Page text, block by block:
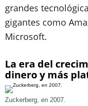
grandes
gigantes como
Microsoft.
La era del
dinero y más
Zuckerberg, en 2007.